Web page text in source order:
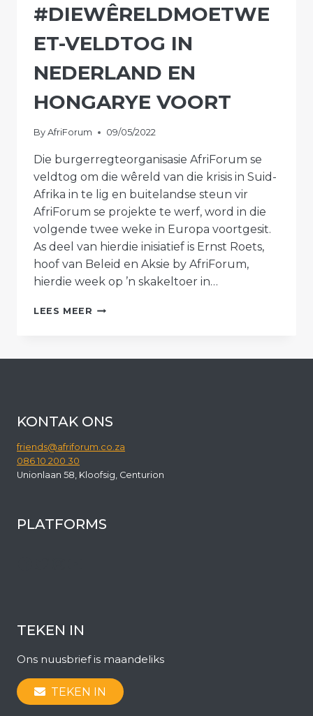
#DIEWÊRELDMOETWE
ET-VELDTOG IN
NEDERLAND EN
HONGARYE VOORT
By AfriForum 09/05/2022
Die burgerregteorganisasie AfriForum se
veldtog om die wêreld van die krisis in Suid-
Afrika in te lig en buitelandse steun vir
AfriForum se projekte te werf, word in die
volgende twee weke in Europa voortgesit.
As deel van hierdie inisiatief is Ernst Roets,
hoof van Beleid en Aksie by AfriForum,
hierdie week op ’n skakeltoer in…
LEES MEER AFRIFORUM
VOORT
KONTAK ONS
friends@afriforum.co.za
086 10 200 30
Unionlaan 58, Kloofsig, Centurion
PLATFORMS
TEKEN IN
Ons nuusbrief is maandeliks
TEKEN IN